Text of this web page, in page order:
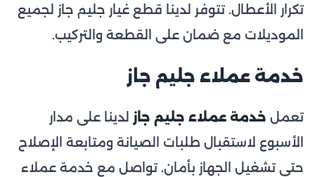
تكرار الأعطال. تتوفر لدينا قطع غيار جليم جاز لجميع
الموديلات مع ضمان على القطعة والتركيب.
خدمة عملاء جليم جاز
تعمل خدمة عملاء جليم جاز لدينا على مدار
الأسبوع لاستقبال طلبات الصيانة ومتابعة الإصلاح
حتى تشغيل الجهاز بأمان. تواصل مع خدمة عملاء